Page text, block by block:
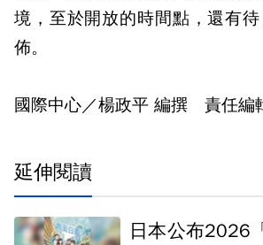
境，至於開放的時間點，還有
佈。
國際中心／楊政平 編撰 責任編
延伸閱讀
日本公布2026